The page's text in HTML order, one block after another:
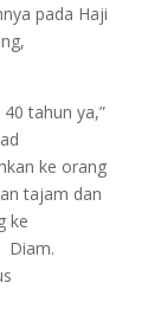
pada Haji
tahun ya,”
ke orang
tajam dan
ke
Diam.